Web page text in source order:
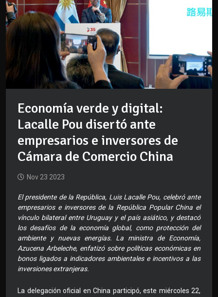
Economía verde y digital:
Lacalle Pou disertó ante
empresarios e inversores de
Cámara de Comercio China
Nov 23 2023
El presidente de la República, Luis Lacalle Pou, celebró ante
empresarios e inversores de la República Popular China el
vínculo bilateral entre Uruguay y el país asiático, y destacó
los desafíos de la economía global, como protección del
ambiente y nuevas energías. La ministra de Economía,
Azucena Arbeleche, enfatizó sobre políticas económicas en
bonos ligados a indicadores ambientales e incentivos a las
inversiones extranjeras.
La delegación oficial en China participó, este miércoles 22,